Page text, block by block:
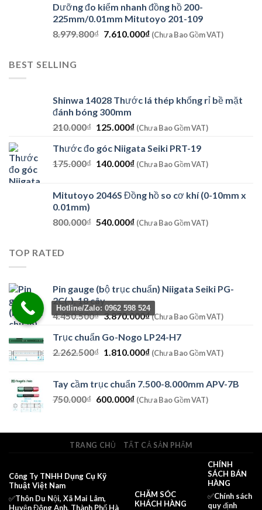
là:
8.920.800₫.
tại
là:
7.560.000₫.
Dưỡng đo kiểm nhanh đồng hồ 200-
225mm/0.01mm Mitutoyo 201-109
8.979.800₫ Giá
7.610.000₫Giá
(Chưa Bao Gồm VAT)
BEST SELLING
Shinwa 14028 Thước lá thép khổng rỉ bề mặt
đánh bóng 300mm
210.000₫ Giá
là:
210.000₫.
125.000₫Giá
tại
là:
(Chưa Bao Gồm VAT)
Thước đo góc Niigata Seiki PRT-19
175.000₫ Giá
175.000₫.
140.000₫Giá
là:
(Chưa Bao Gồm VAT)
Mitutoyo 2046S Đồng hồ so cơ khí (0-10mm x
0.01mm)
800.000₫ Giá
540.000₫Giá
(Chưa Bao Gồm VAT)
TOP RATED
Pin gauge (bộ trục chuẩn) Niigata Seiki PG-
2C(-), 18 cây
4.450.500₫ Giá
là:
4.450.500₫.
3.870.000₫Giá
tại
là:
(Chưa Bao Gồm VAT)
Trục chuẩn Go-Nogo LP24-H7
2.262.500₫ Giá
2.262.500₫.
1.810.000₫Giá
là:
1.810.000₫.
(Chưa Bao Gồm VAT)
Tay cầm trục chuẩn 7.500-8.000mm APV-7B
750.000₫ Giá
750.000₫.
600.000₫Giá
là:
600.000₫.
(Chưa Bao Gồm VAT)
TRANG CHỦ TẤT CẢ SẢN PHẨM
Công Ty TNHH Dụng Cụ Kỹ
Thuật Việt Nam
✅Thôn Du Nội, Xã Mai Lâm,
Huyện Đông Anh, Thành Phố Hà
CHĂM SÓC
KHÁCH HÀNG
CHÍNH
SÁCH BÁN
HÀNG
✅Chính sách
quy định
Hotline/Zalo: 0962 598 524